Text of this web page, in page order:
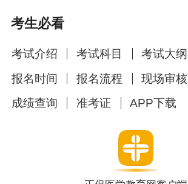
考生必看
考试介绍 考试科目 考试大纲
报名时间
报名流程 现场审核
成绩查询
准考证 APP下载